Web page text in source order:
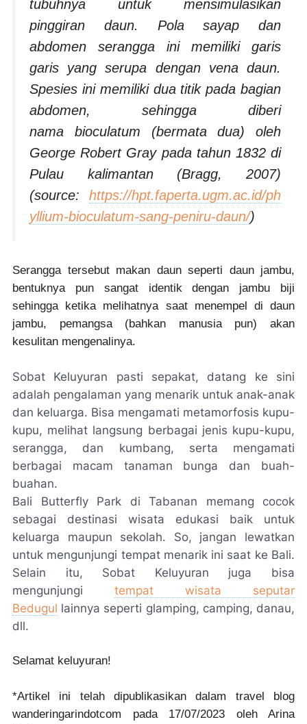
tubuhnya untuk mensimulasikan
pinggiran daun. Pola sayap dan
abdomen serangga ini memiliki garis
garis yang serupa dengan vena daun.
Spesies ini memiliki dua titik pada bagian
abdomen, sehingga diberi
nama bioculatum (bermata dua) oleh
George Robert Gray pada tahun 1832 di
Pulau kalimantan (Bragg, 2007)
(source: https://hpt.faperta.ugm.ac.id/ph
yllium-bioculatum-sang-peniru-daun/)
Serangga tersebut makan daun seperti daun jambu,
bentuknya pun sangat identik dengan jambu biji
sehingga ketika melihatnya saat menempel di daun
jambu, pemangsa (bahkan manusia pun) akan
kesulitan mengenalinya.
Sobat Keluyuran pasti sepakat, datang ke sini
adalah pengalaman yang menarik untuk anak-anak
dan keluarga. Bisa mengamati metamorfosis kupu-
kupu, melihat langsung berbagai jenis kupu-kupu,
serangga, dan kumbang, serta mengamati
berbagai macam tanaman bunga dan buah-
buahan.
Bali Butterfly Park di Tabanan memang cocok
sebagai destinasi wisata edukasi baik untuk
keluarga maupun sekolah. So, jangan lewatkan
untuk mengunjungi tempat menarik ini saat ke Bali.
Selain itu, Sobat Keluyuran juga bisa
mengunjungi tempat wisata seputar
Bedugul lainnya seperti glamping, camping, danau,
dll.
Selamat keluyuran!
*Artikel ini telah dipublikasikan dalam travel blog
wanderingarindotcom pada 17/07/2023 oleh Arina